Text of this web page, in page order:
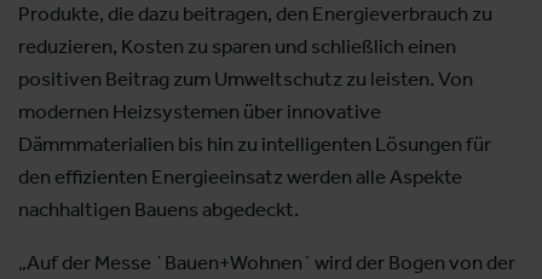
Produkte, die dazu beitragen, den Energieverbrauch zu
reduzieren, Kosten zu sparen und schließlich einen
positiven Beitrag zum Umweltschutz zu leisten. Von
modernen Heizsystemen über innovative
Dämmmaterialien bis hin zu intelligenten Lösungen für
den effizienten Energieeinsatz werden alle Aspekte
nachhaltigen Bauens abgedeckt.
„Auf der Messe `Bauen+Wohnen´ wird der Bogen von der